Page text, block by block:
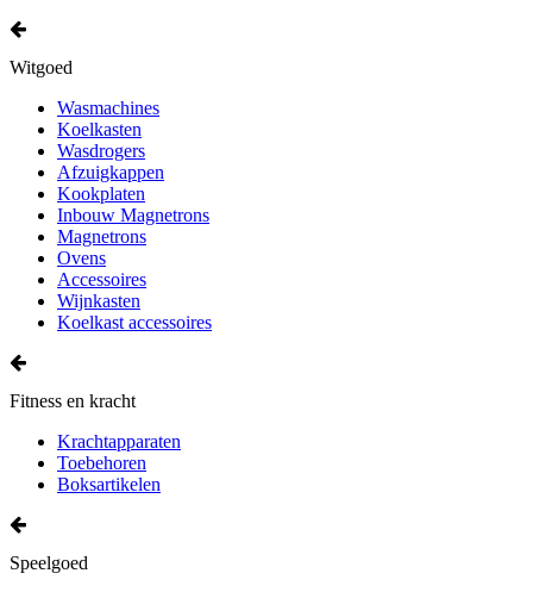
Witgoed
Wasmachines
Koelkasten
Wasdrogers
Afzuigkappen
Kookplaten
Inbouw Magnetrons
Magnetrons
Ovens
Accessoires
Wijnkasten
Koelkast accessoires
Fitness en kracht
Krachtapparaten
Toebehoren
Boksartikelen
Speelgoed